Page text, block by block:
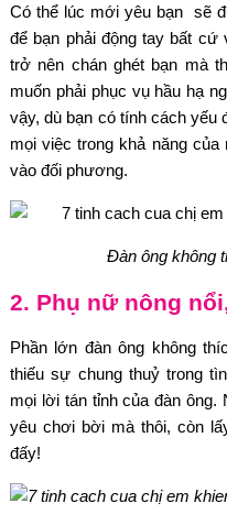
Có thể lúc mới yêu bạn sẽ
để bạn phải động tay bất cứ
trở nên chán ghét bạn mà
muốn phải phục vụ hầu hạ
vậy, dù bạn có tính cách yếu
mọi việc trong khả năng
vào đối phương.
Đàn ông không
2. Phụ nữ nông
Phần lớn đàn ông không
thiếu sự chung thuỷ trong
mọi lời tán tỉnh của đàn ông.
yêu chơi bời mà thôi, còn
đấy!